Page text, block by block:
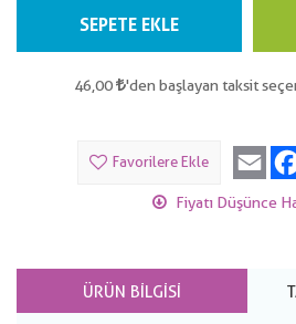
SEPETE EKLE
46,00 'den başlayan taksit
Favorilere Ekle
Fiyatı Düşünce
ÜRÜN BILGISI